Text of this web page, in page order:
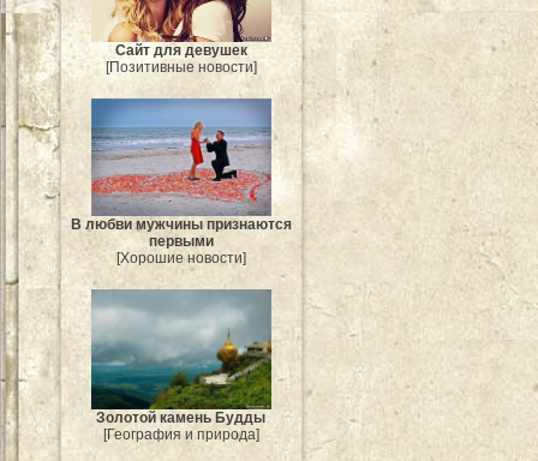
Сайт для девушек
[Позитивные новости]
В любви мужчины признаются
первыми
[Хорошие новости]
Золотой камень Будды
[География и природа]